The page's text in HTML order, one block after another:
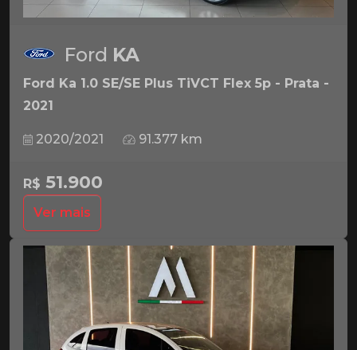
Ford KA
Ford Ka 1.0 SE/SE Plus TiVCT Flex 5p - Prata -
2021
2020/2021 91.377 km
R$ 51.900
Ver mais